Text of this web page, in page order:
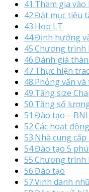
41.Tham gia
42.Đặt mục tiêu
43.Họp LT
44.Định hướng
45.Chương
46.Đánh giá
47.Thực hiện
48.Phỏng vấn
49.Tăng size
50.Tăng số
51.Đào tạo –
52.Các hoạt
53.Nhà cung
54.Đào tạo 5
55.Chương
56.Đào tạo
57.Vinh danh